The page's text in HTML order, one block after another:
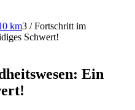
km3 / Fortschritt im
Schwert!
Ein